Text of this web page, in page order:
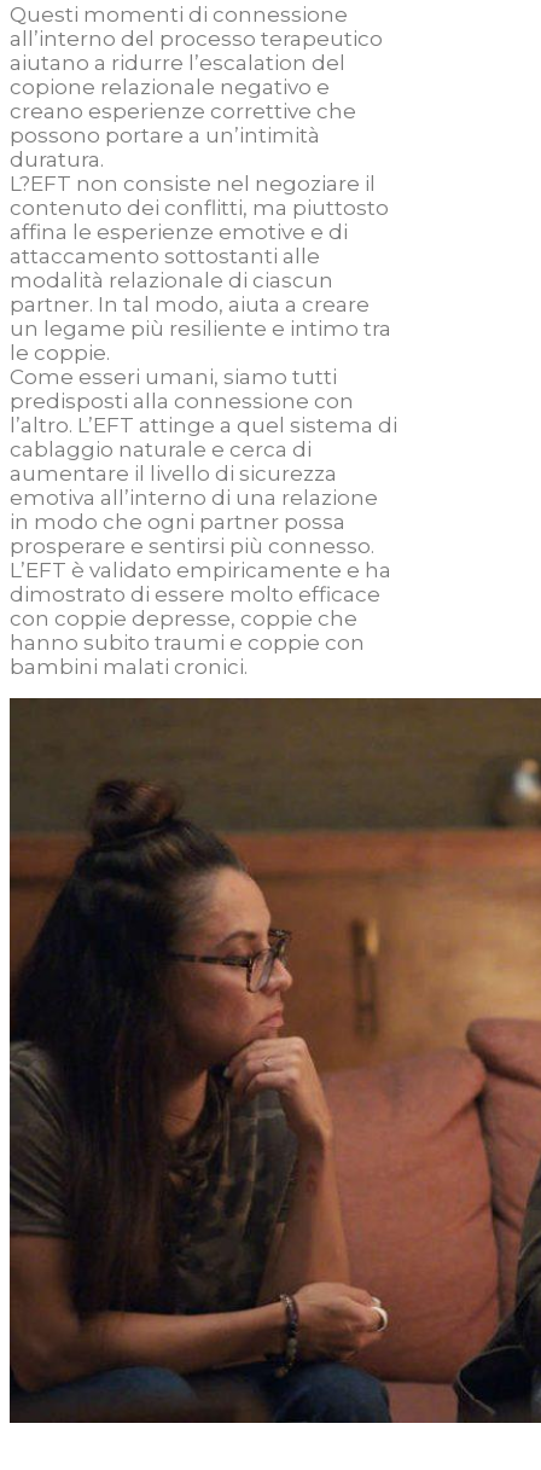
Questi momenti di connessione
all’interno del processo terapeutico
aiutano a ridurre l’escalation del
copione relazionale negativo e
creano esperienze correttive che
possono portare a un’intimità
duratura.
L?EFT non consiste nel negoziare il
contenuto dei conflitti, ma piuttosto
affina le esperienze emotive e di
attaccamento sottostanti alle
modalità relazionale di ciascun
partner. In tal modo, aiuta a creare
un legame più resiliente e intimo tra
le coppie.
Come esseri umani, siamo tutti
predisposti alla connessione con
l’altro. L’EFT attinge a quel sistema di
cablaggio naturale e cerca di
aumentare il livello di sicurezza
emotiva all’interno di una relazione
in modo che ogni partner possa
prosperare e sentirsi più connesso.
L’EFT è validato empiricamente e ha
dimostrato di essere molto efficace
con coppie depresse, coppie che
hanno subito traumi e coppie con
bambini malati cronici.